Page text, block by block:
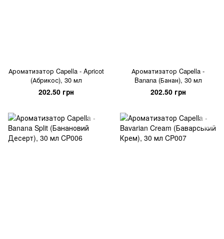
Ароматизатор Capella - Apricot
(Абрикос), 30 мл
202.50 грн
Ароматизатор Capella -
Banana (Банан), 30 мл
202.50 грн